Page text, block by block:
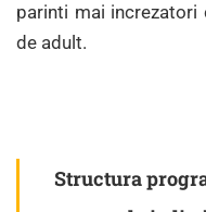
parinti mai increzatori
de adult.
Structura